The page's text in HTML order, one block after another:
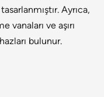
Ayrıca,
vanaları ve aşırı
bulunur.